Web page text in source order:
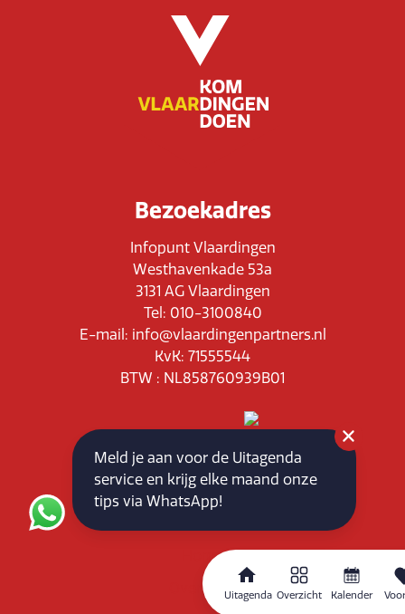
Uitagenda Overzicht Kalender
Bezoekadres
Infopunt Vlaardingen
Westhavenkade 53a
3131 AG Vlaardingen
Tel: 010-3100840
E-mail: info@vlaardingenpartners.nl
KvK: 71555544
BTW : NL858760939B01
Routeplanner
Home
Overzicht
Meld je aan voor de Uitagenda
service en krijg elke maand onze
tips via WhatsApp!